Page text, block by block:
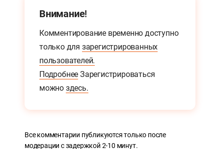
Внимание!
Комментирование временно доступно
только для зарегистрированных
пользователей.
Подробнее Зарегистрироваться
можно здесь.
Все комментарии публикуются только после
модерации с задержкой 2-10 минут.